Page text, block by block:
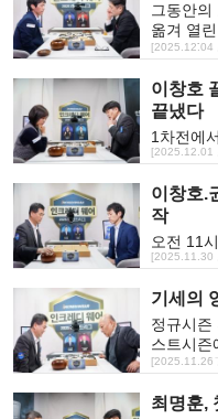
그동안
옮겨 열
각은 밤
혈투를
승.
[2025.12.04
이창호
끝냈다
1차전에
차전에선
는 내용.
서 이 승
쓰는 한
[2025.12.01
이창호.
작
오전 11
나선 이
정했다.
바람에
는 데에
[2025.11.30
기세의
정규시즌
스트시즌
복특별시
[2025.11.26
최명훈,